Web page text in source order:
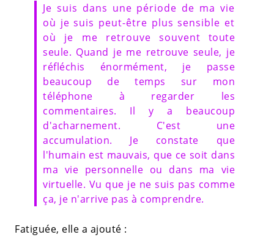
Je suis dans une période de ma vie
où je suis peut-être plus sensible et
où je me retrouve souvent toute
seule. Quand je me retrouve seule, je
réfléchis énormément, je passe
beaucoup de temps sur mon
téléphone à regarder les
commentaires. Il y a beaucoup
d'acharnement. C'est une
accumulation. Je constate que
l'humain est mauvais, que ce soit dans
ma vie personnelle ou dans ma vie
virtuelle. Vu que je ne suis pas comme
ça, je n'arrive pas à comprendre.
Fatiguée, elle a ajouté :